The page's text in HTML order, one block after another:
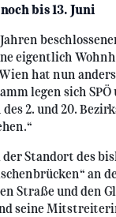
bis 13. Juni
eigentlich
hat nun
legen sich
2. und 20.
Standort des
an
Straße und den
seine